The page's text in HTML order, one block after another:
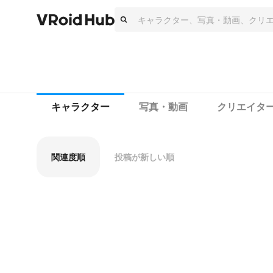
キャラクター 写真・動画 クリエイタ
関連度順 投稿が新しい順